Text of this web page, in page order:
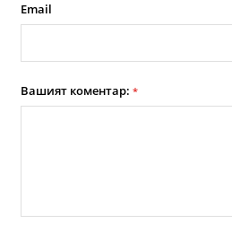
Email
Вашият коментар: *